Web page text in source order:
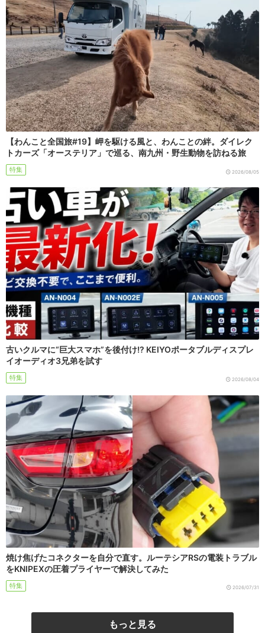
【わんこと全国旅#19】岬を駆ける風と、わんことの絆。ダイレク
トカーズ「オーステリア」で巡る、南九州・野生動物を訪ねる旅
特集 2026/08/05
古いクルマに“巨大スマホ”を後付け!? KEIYOポータブルディスプレ
イオーディオ3兄弟を試す
特集 2026/08/04
焼け焦げたコネクターを自分で直す。ルーテシアRSの電装トラブル
をKNIPEXの圧着プライヤーで解決してみた
特集 2026/07/31
もっと見る